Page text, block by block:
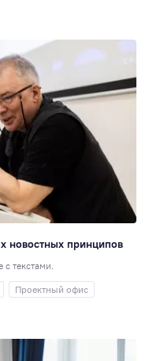
новостных принципов
текстами.
Проектный офис